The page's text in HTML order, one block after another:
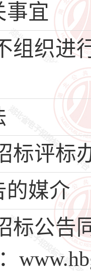
事宜
织进
评标
的媒介
公告